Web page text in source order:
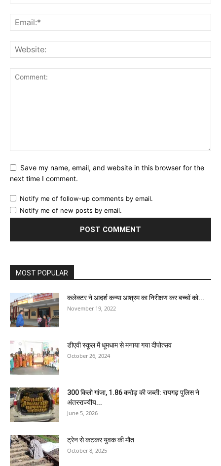
Save my name, email, and website in this browser for the
next time I comment.
Notify me of follow-up comments by email.
Notify me of new posts by email.
MOST POPULAR
कलेक्टर ने आदर्श कन्या आश्रम का निरीक्षण कर बच्चों को...
November 19, 2022
डीएवी स्कूल में धूमधाम से मनाया गया दीपोत्सव
October 26, 2024
300 किलो गांजा, 1.86 करोड़ की जब्ती: रायगढ़ पुलिस ने
अंतरराज्यीय...
June 5, 2026
ट्रेन से कटकर युवक की मौत
October 8, 2025